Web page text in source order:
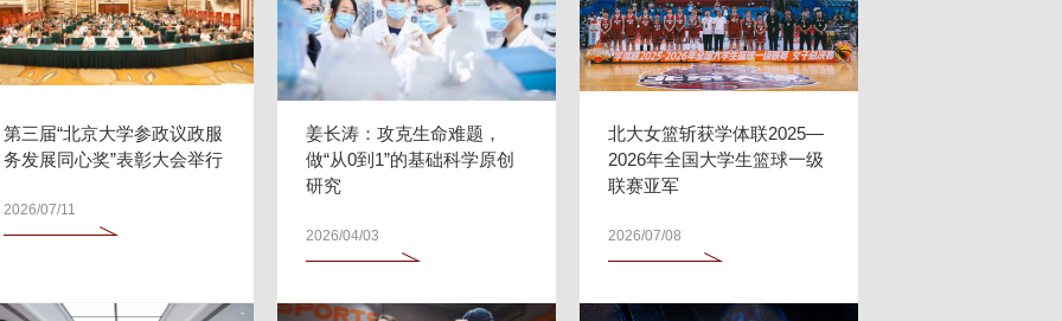
第三届“北京大学参政议政服
务发展同心奖”表彰大会举行
2026/07/11
姜长涛：攻克生命难题，
做“从0到1”的基础科学原创
研究
2026/04/03
北大女篮斩获学体联2025—
2026年全国大学生篮球一级
联赛亚军
2026/07/08